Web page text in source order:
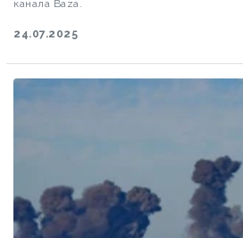
канала Baza.
24.07.2025